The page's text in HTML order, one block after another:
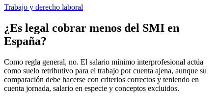
Trabajo y derecho laboral
¿Es legal cobrar menos del SMI en
España?
Como regla general, no. El salario mínimo interprofesional actúa
como suelo retributivo para el trabajo por cuenta ajena, aunque su
comparación debe hacerse con criterios correctos y teniendo en
cuenta jornada, salario en especie y conceptos excluidos.